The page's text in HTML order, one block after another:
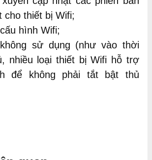
cho thiết bị Wifi;
hình Wifi;
sử dụng (như vào thời
nhiều loại thiết bị Wifi hỗ trợ
để không phải tắt bật thủ